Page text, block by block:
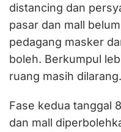
distancing dan
pasar dan mall
pedagang masker
boleh. Berkumpul
ruang masih dilarang.
Fase kedua tanggal
dan mall